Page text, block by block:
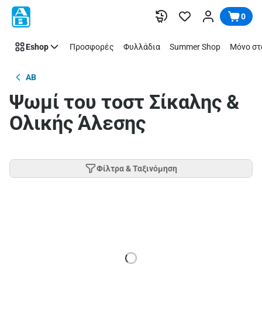
Παράλειψη 0
Eshop Προσφορές Φυλλάδια Summer Shop Μόνο
AB
Ψωμί του τοστ Σίκαλης &
Ολικής Άλεσης
Φίλτρα & Ταξινόμηση